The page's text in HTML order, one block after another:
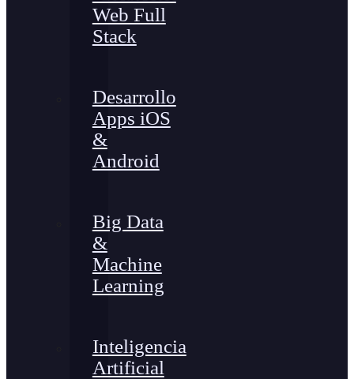
Web Full
Stack
Desarrollo
Apps iOS
&
Android
Big Data
&
Machine
Learning
Inteligencia
Artificial